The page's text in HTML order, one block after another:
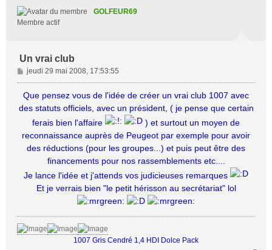
GOLFEUR69
Membre actif
Un vrai club
M
e
s
e
jeudi 29 mai 2008, 17:53:55
Que pensez vous de l'idée de créer un vrai club 1007 avec
des statuts officiels, avec un président, ( je pense que certain
ferais bien l'affaire
) et surtout un moyen de
reconnaissance auprès de Peugeot par exemple pour avoir
des réductions (pour les groupes...) et puis peut être des
financements pour nos rassemblements etc....
Je lance l'idée et j'attends vos judicieuses remarques
Et je verrais bien "le petit hérisson au secrétariat" lol
1007 Gris Cendré 1,4 HDI Dolce Pack